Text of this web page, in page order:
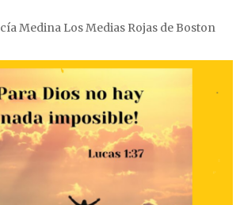
Medina Los Medias Rojas de Boston